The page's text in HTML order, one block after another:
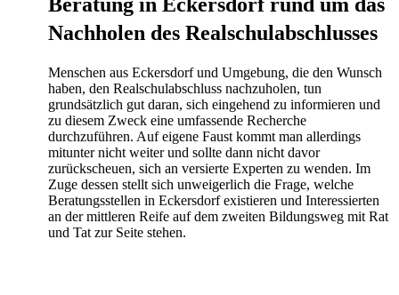
Nachholen des Realschulabschlusses
Menschen aus Eckersdorf und Umgebung, die den Wunsch
haben, den Realschulabschluss nachzuholen, tun
grundsätzlich gut daran, sich eingehend zu informieren und
zu diesem Zweck eine umfassende Recherche
durchzuführen. Auf eigene Faust kommt man allerdings
mitunter nicht weiter und sollte dann nicht davor
zurückscheuen, sich an versierte Experten zu wenden. Im
Zuge dessen stellt sich unweigerlich die Frage, welche
Beratungsstellen in Eckersdorf existieren und Interessierten
an der mittleren Reife auf dem zweiten Bildungsweg mit Rat
und Tat zur Seite stehen.